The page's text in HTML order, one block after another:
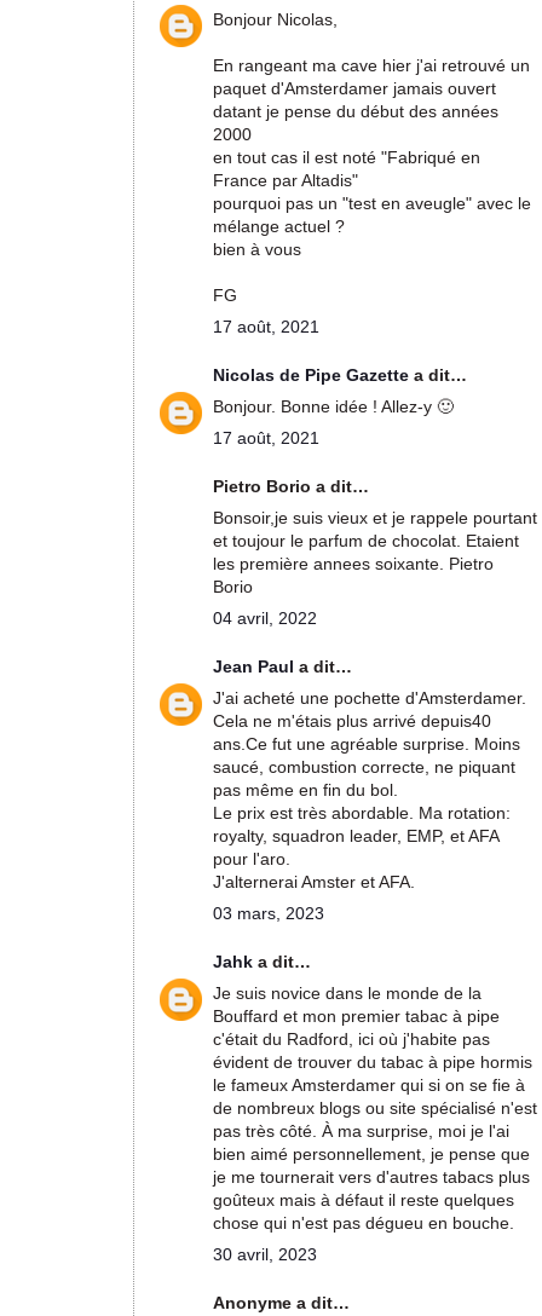
Bonjour Nicolas,
En rangeant ma cave hier j'ai retrouvé un
paquet d'Amsterdamer jamais ouvert
datant je pense du début des années
2000
en tout cas il est noté "Fabriqué en
France par Altadis"
pourquoi pas un "test en aveugle" avec le
mélange actuel ?
bien à vous
FG
17 août, 2021
Nicolas de Pipe Gazette a dit…
Bonjour. Bonne idée ! Allez-y 🙂
17 août, 2021
Pietro Borio a dit…
Bonsoir,je suis vieux et je rappele pourtant
et toujour le parfum de chocolat. Etaient
les première annees soixante. Pietro
Borio
04 avril, 2022
Jean Paul a dit…
J'ai acheté une pochette d'Amsterdamer.
Cela ne m'étais plus arrivé depuis40
ans.Ce fut une agréable surprise. Moins
saucé, combustion correcte, ne piquant
pas même en fin du bol.
Le prix est très abordable. Ma rotation:
royalty, squadron leader, EMP, et AFA
pour l'aro.
J'alternerai Amster et AFA.
03 mars, 2023
Jahk a dit…
Je suis novice dans le monde de la
Bouffard et mon premier tabac à pipe
c'était du Radford, ici où j'habite pas
évident de trouver du tabac à pipe hormis
le fameux Amsterdamer qui si on se fie à
de nombreux blogs ou site spécialisé n'est
pas très côté. À ma surprise, moi je l'ai
bien aimé personnellement, je pense que
je me tournerait vers d'autres tabacs plus
goûteux mais à défaut il reste quelques
chose qui n'est pas dégueu en bouche.
30 avril, 2023
Anonyme a dit…